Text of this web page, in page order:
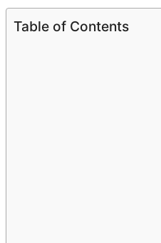
Table of Contents